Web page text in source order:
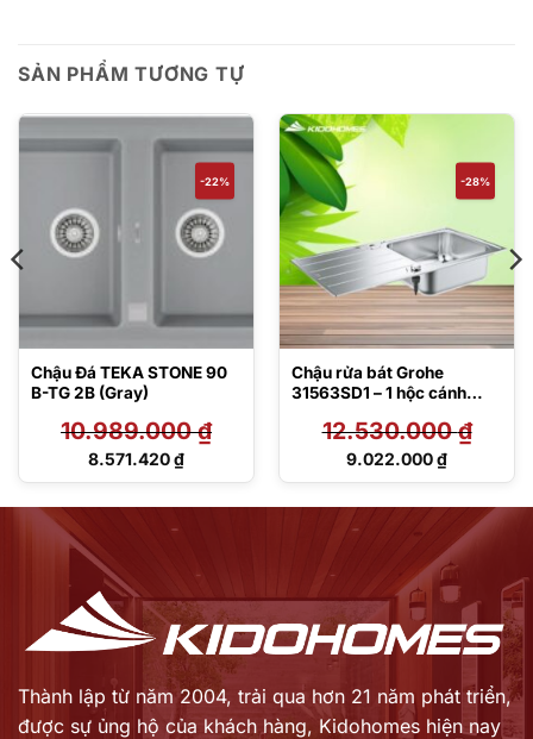
SẢN PHẨM TƯƠNG TỰ
-22%
Chậu Đá TEKA STONE 90
B-TG 2B (Gray)
10.989.000₫
Giá
8.571.420₫
Giá
-28%
Chậu rửa bát Grohe
31563SD1 – 1 hộc cánh
12.530.000₫
Giá
12.530.000 ₫.
9.022.000₫
Giá
9.022.000 ₫.
Thành lập từ năm 2004, trải qua hơn 21 năm phát triển,
được sự ủng hộ của khách hàng, Kidohomes hiện nay